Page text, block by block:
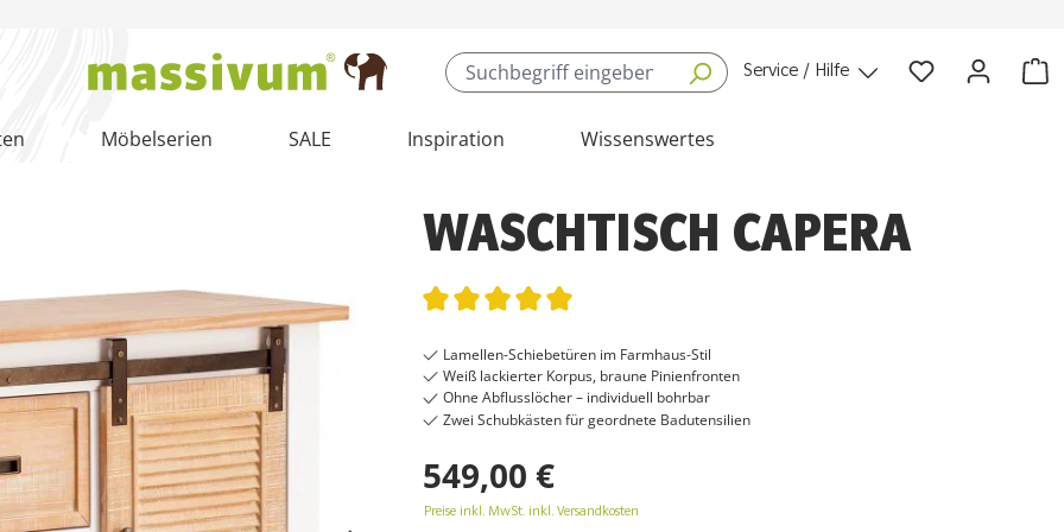
Service / Hilfe
Möbelserien SALE Inspiration
Wissenswertes
WASCHTISCH CAPERA
Lamellen-Schiebetüren im Farmhaus-Stil
Weiß lackierter Korpus, braune Pinienfronten
Ohne Abflusslöcher – individuell bohrbar
Zwei Schubkästen für geordnete Badutensilien
549,00 €
Preise inkl. MwSt. inkl. Versandkosten